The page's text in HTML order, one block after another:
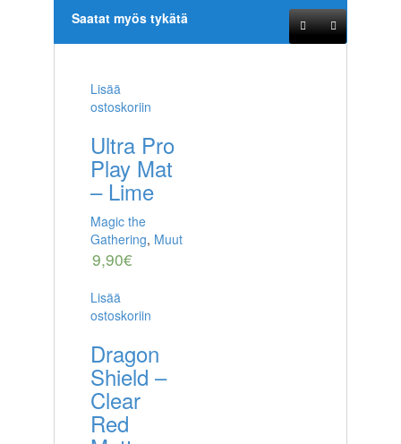
Saatat myös tykätä
Lisää
ostoskoriin
Ultra Pro
Play Mat
– Lime
Magic the
Gathering, Muut
9,90€
Lisää
ostoskoriin
Dragon
Shield –
Clear
Red